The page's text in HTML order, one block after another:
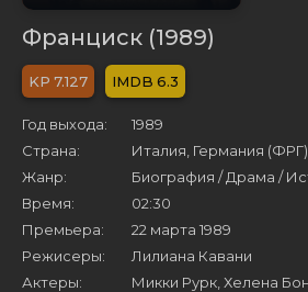
Франциск (1989)
7.127 6.3
Год выхода:
1989
Страна:
Италия, Германия (ФРГ)
Жанр:
Биография / Драма /
Время:
02:30
Премьера:
22 марта 1989
Режисеры:
Лилиана Кавани
Актеры:
Микки Рурк, Хелена